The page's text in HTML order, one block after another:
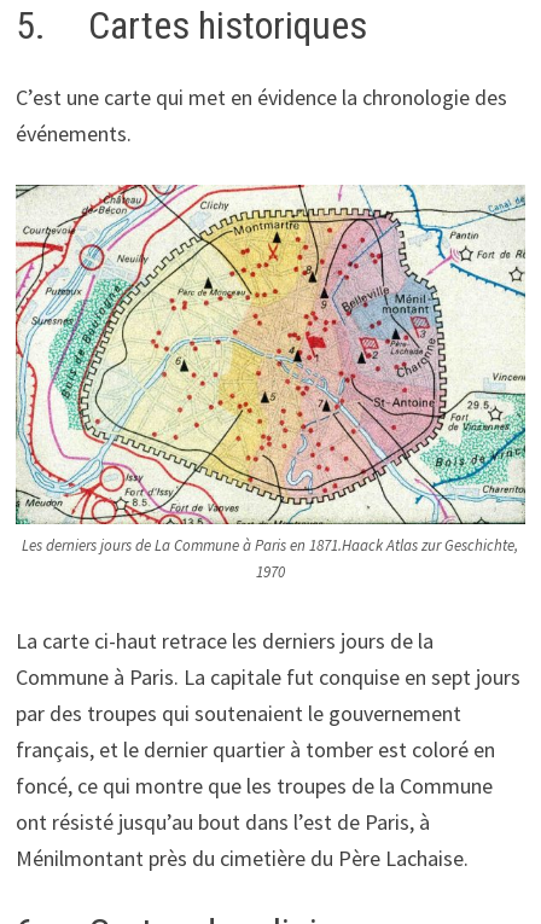
5. Cartes historiques
C’est une carte qui met en évidence la chronologie des
événements.
Les derniers jours de La Commune à Paris en 1871.Haack Atlas zur Geschichte,
1970
La carte ci-haut retrace les derniers jours de la
Commune à Paris. La capitale fut conquise en sept jours
par des troupes qui soutenaient le gouvernement
français, et le dernier quartier à tomber est coloré en
foncé, ce qui montre que les troupes de la Commune
ont résisté jusqu’au bout dans l’est de Paris, à
Ménilmontant près du cimetière du Père Lachaise.